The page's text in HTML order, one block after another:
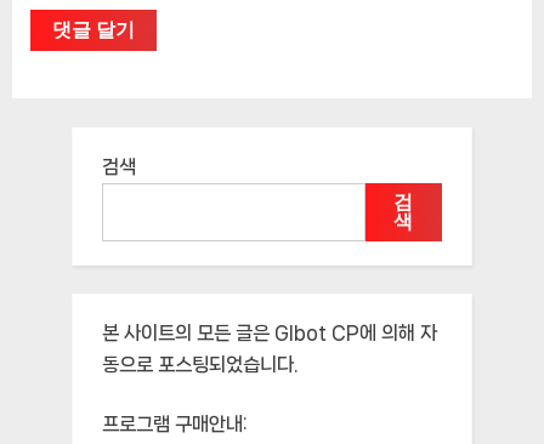
검색
검
색
본 사이트의 모든 글은 Glbot CP에 의해 자
동으로 포스팅되었습니다.
프로그램 구매안내: